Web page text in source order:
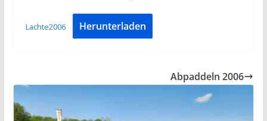
Lachte2006 Herunterladen
Abpaddeln 2006